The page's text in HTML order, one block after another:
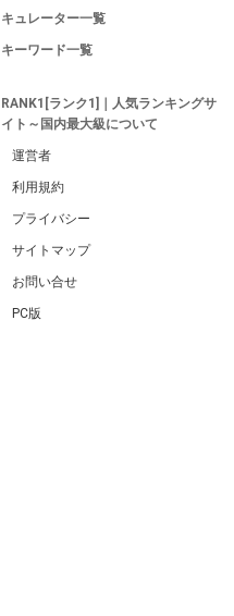
キュレーター一覧
キーワード一覧
RANK1[ランク1]｜人気ランキングサ
イト～国内最大級について
運営者
利用規約
プライバシー
サイトマップ
お問い合せ
PC版